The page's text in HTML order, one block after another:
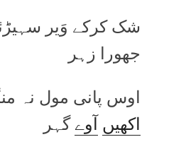
شک کرکے وَیر
جھورا زہر
اوس پانی مول نہ
اکھیں آوےگہر